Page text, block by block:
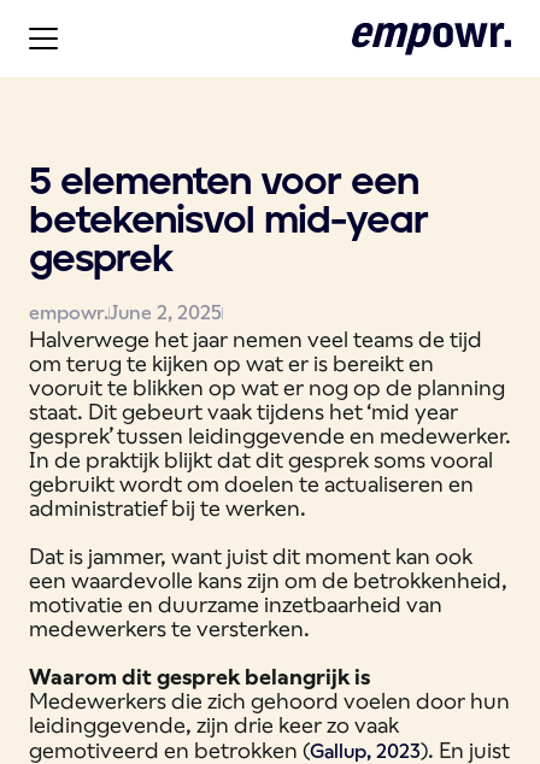
5 elementen voor een
betekenisvol mid-year
gesprek
empowr.June 2, 2025
Halverwege het jaar nemen veel teams de tijd
om terug te kijken op wat er is bereikt en
vooruit te blikken op wat er nog op de planning
staat. Dit gebeurt vaak tijdens het ‘mid year
gesprek’ tussen leidinggevende en medewerker.
In de praktijk blijkt dat dit gesprek soms vooral
gebruikt wordt om doelen te actualiseren en
administratief bij te werken.
Dat is jammer, want juist dit moment kan ook
een waardevolle kans zijn om de betrokkenheid,
motivatie en duurzame inzetbaarheid van
medewerkers te versterken.
Waarom dit gesprek belangrijk is
Medewerkers die zich gehoord voelen door hun
leidinggevende, zijn drie keer zo vaak
gemotiveerd en betrokken (Gallup, 2023). En juist